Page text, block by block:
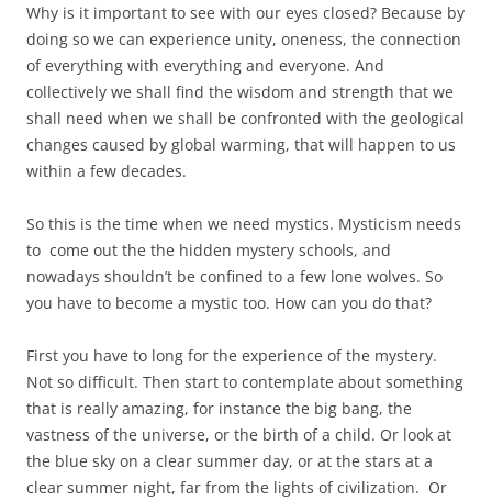
Why is it important to see with our eyes closed? Because by
doing so we can experience unity, oneness, the connection
of everything with everything and everyone. And
collectively we shall find the wisdom and strength that we
shall need when we shall be confronted with the geological
changes caused by global warming, that will happen to us
within a few decades.
So this is the time when we need mystics. Mysticism needs
to come out the the hidden mystery schools, and
nowadays shouldn’t be confined to a few lone wolves. So
you have to become a mystic too. How can you do that?
First you have to long for the experience of the mystery.
Not so difficult. Then start to contemplate about something
that is really amazing, for instance the big bang, the
vastness of the universe, or the birth of a child. Or look at
the blue sky on a clear summer day, or at the stars at a
clear summer night, far from the lights of civilization. Or